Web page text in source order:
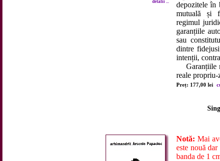
detalii ...
depozitele în
mutuală și
regimul
garanțiile
sau
dintre
intenții,
Garanțiile
reale propriu-
Preț: 177,00 lei
Notă: Mai
este nouă
banda de 1